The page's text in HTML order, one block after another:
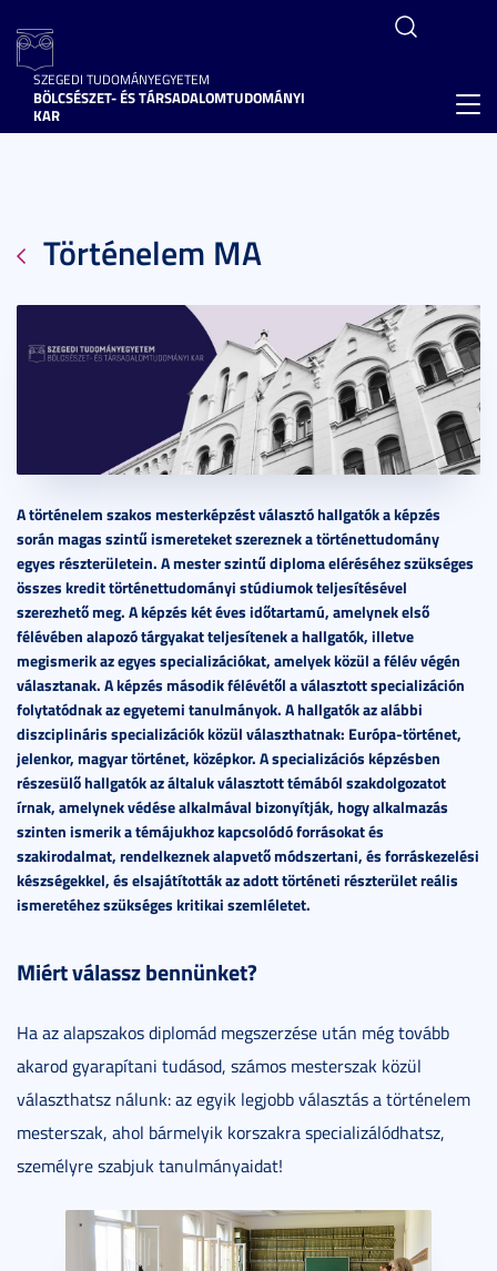
SZEGEDI TUDOMÁNYEGYETEM
BÖLCSÉSZET- ÉS TÁRSADALOMTUDOMÁNYI
KAR
Történelem MA
A történelem szakos mesterképzést választó hallgatók a képzés
során magas szintű ismereteket szereznek a történettudomány
egyes részterületein. A mester szintű diploma eléréséhez szükséges
összes kredit történettudományi stúdiumok teljesítésével
szerezhető meg. A képzés két éves időtartamú, amelynek első
félévében alapozó tárgyakat teljesítenek a hallgatók, illetve
megismerik az egyes specializációkat, amelyek közül a félév végén
választanak. A képzés második félévétől a választott specializáción
folytatódnak az egyetemi tanulmányok. A hallgatók az alábbi
diszciplináris specializációk közül választhatnak: Európa-történet,
jelenkor, magyar történet, középkor. A specializációs képzésben
részesülő hallgatók az általuk választott témából szakdolgozatot
írnak, amelynek védése alkalmával bizonyítják, hogy alkalmazás
szinten ismerik a témájukhoz kapcsolódó forrásokat és
szakirodalmat, rendelkeznek alapvető módszertani, és forráskezelési
készségekkel, és elsajátították az adott történeti részterület reális
ismeretéhez szükséges kritikai szemléletet.
Miért válassz bennünket?
Ha az alapszakos diplomád megszerzése után még tovább
akarod gyarapítani tudásod, számos mesterszak közül
választhatsz nálunk: az egyik legjobb választás a történelem
mesterszak, ahol bármelyik korszakra specializálódhatsz,
személyre szabjuk tanulmányaidat!